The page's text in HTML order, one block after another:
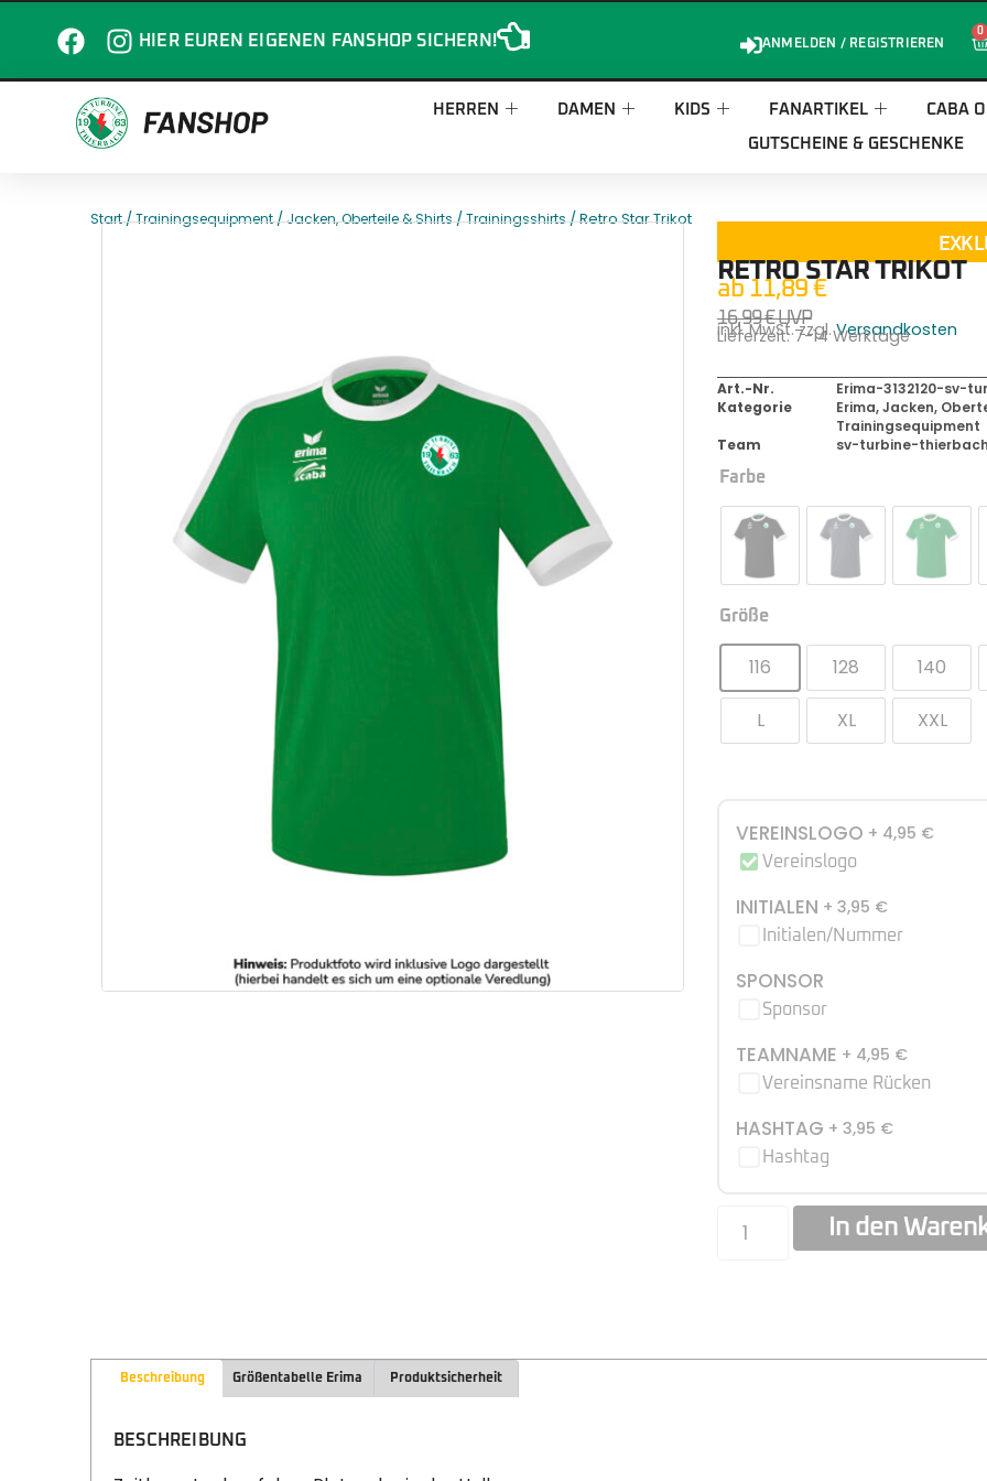
HIER EUREN EIGENEN FANSHOP SICHERN! ANMELDEN / REGISTRIEREN
0
HERREN DAMEN KIDS FANARTIKEL CABA
GUTSCHEINE & GESCHENKE
Start/Trainingsequipment/Jacken, Oberteile & Shirts/Trainingsshirts/ Retro Star Trikot
RETRO STAR TRIKOT
ab 11,89€
16,99€UVP
inkl. MwSt. zzgl.Versandkosten
Lieferzeit:7-14 Werktage
Art.-Nr.
Erima-3132120-sv-
Kategorie
Erima,Jacken,
Trainingsequipment
Team
sv-turbine-
Farbe
Größe
116 128 140
L XL XXL
VEREINSLOGO + 4,95 €
Vereinslogo
INITIALEN + 3,95 €
Initialen/Nummer
SPONSOR
Sponsor
TEAMNAME + 4,95 €
Vereinsname Rücken
HASHTAG + 3,95 €
Hashtag
In den
Beschreibung Größentabelle Erima Produktsicherheit
BESCHREIBUNG